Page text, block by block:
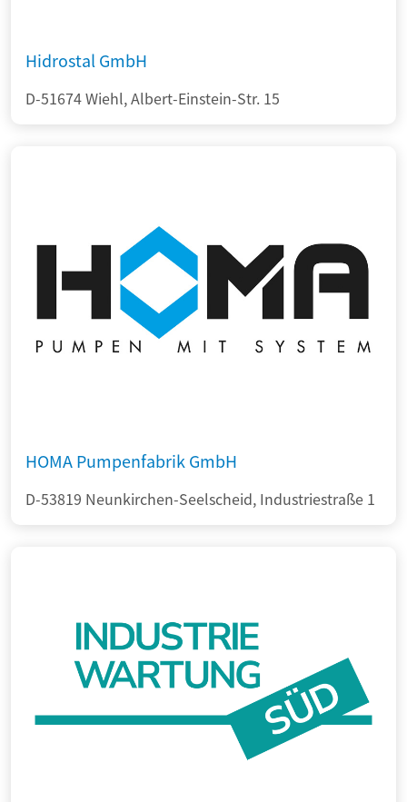
Hidrostal GmbH
D-51674 Wiehl, Albert-Einstein-Str. 15
HOMA Pumpenfabrik GmbH
D-53819 Neunkirchen-Seelscheid, Industriestraße 1